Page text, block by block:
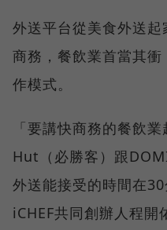
外送平台從美食外送
商務，餐飲業首當其
作模式。
「要講快商務的餐飲
Hut（必勝客）跟
外送能接受的時間在30
iCHEF共同創辦人程開